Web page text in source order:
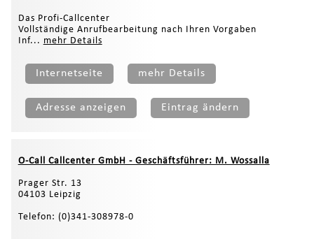
Das Profi-Callcenter
Vollständige Anrufbearbeitung nach Ihren Vorgaben
Inf... mehr Details
Internetseite mehr Details
Adresse anzeigen Eintrag ändern
O-Call Callcenter GmbH - Geschäftsführer: M. Wossalla
Prager Str. 13
04103 Leipzig
Telefon: (0)341-308978-0